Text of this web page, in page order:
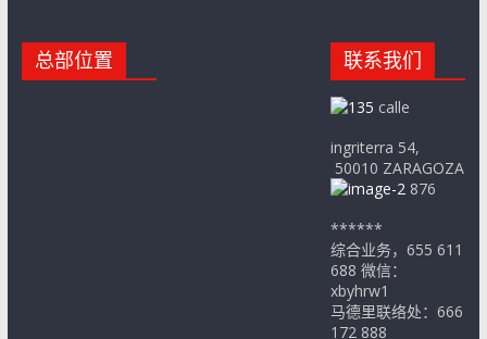
总部位置 联系我们
calle
ingriterra 54,
50010 ZARAGOZA
876
******
综合业务，655 611
688 微信：
xbyhrw1
马德里联络处：666
172 888